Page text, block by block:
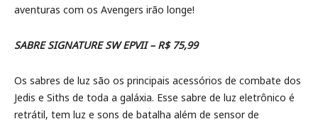
aventuras com os Avengers irão longe!
SABRE SIGNATURE SW EPVII – R$ 75,99
Os sabres de luz são os principais acessórios de combate dos
Jedis e Siths de toda a galáxia. Esse sabre de luz eletrônico é
retrátil, tem luz e sons de batalha além de sensor de